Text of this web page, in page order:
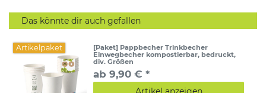
Das könnte dir auch gefallen
Artikelpaket
[Paket] Pappbecher Trinkbecher
Einwegbecher kompostierbar, bedruckt,
div. Größen
ab 9,90 € *